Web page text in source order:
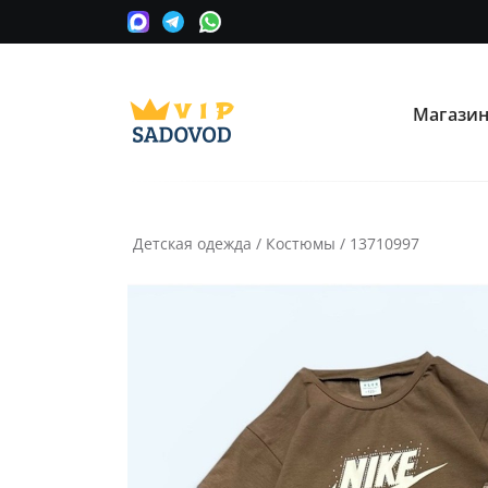
О нас
Рассчитать доставку
Доставка и возврат
Магазин
Детская одежда / Костюмы / 13710997